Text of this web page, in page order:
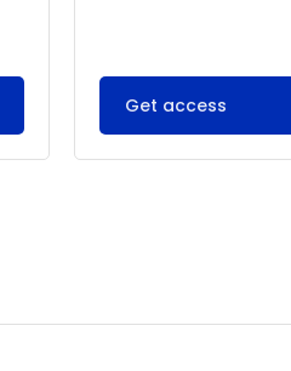
Get access